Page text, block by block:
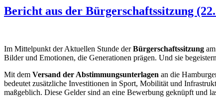
Bericht aus der Bürgerschaftssitzung
Im Mittelpunkt der Aktuellen Stunde derBürgerschaftssitzung
Bilder und Emotionen, die Generationen prägen. Und sie
Mit dem Versand der Abstimmungsunterlagen an die
bedeutet zusätzliche Investitionen in Sport, Mobilität und
maßgeblich. Diese Gelder sind an eine Bewerbung geknüpft und